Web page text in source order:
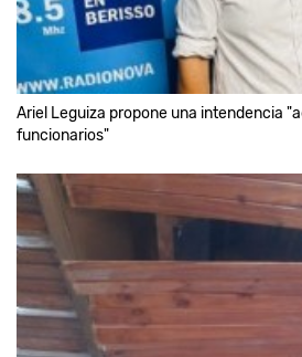
Ariel Leguiza propone una intendencia
funcionarios"